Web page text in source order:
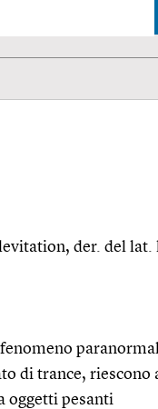
der. del lat.
di trance, riescono
oggetti pesanti